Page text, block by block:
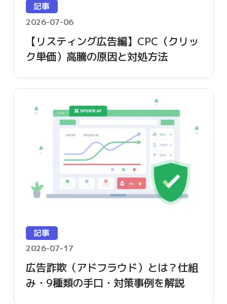
記事
2026-07-06
【リスティング広告編】CPC（クリッ
ク単価）高騰の原因と対処方法
記事
2026-07-17
広告詐欺（アドフラウド）とは？仕組
み・9種類の手口・対策事例を解説